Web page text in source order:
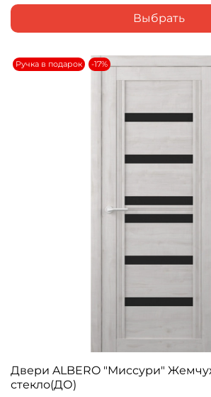
Выбрать
Ручка в подарок -17%
Двери ALBERO "Миссури" Жемчужный/Черное
стекло(ДО)